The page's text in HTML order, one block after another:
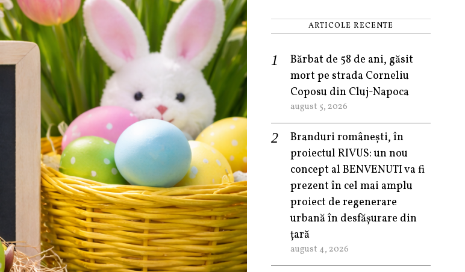
ARTICOLE RECENTE
Bărbat de 58 de ani, găsit
mort pe strada Corneliu
Coposu din Cluj-Napoca
august 5, 2026
Branduri românești, în
proiectul RIVUS: un nou
concept al BENVENUTI va fi
prezent în cel mai amplu
proiect de regenerare
urbană în desfășurare din
țară
august 4, 2026